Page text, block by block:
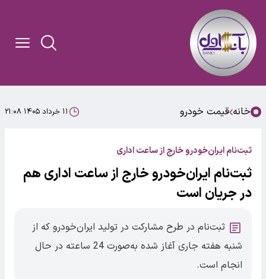
خانه قیمت خودرو ۱۱ خرداد ۱۴۰۵ ۲۱:۰۸
ثبت‌نام ایران‌خودرو خارج از ساعت اداری
ثبت‌نام ایران‌خودرو خارج از ساعت اداری هم
در جریان است
ثبت‌نام در طرح مشارکت در تولید ایران‌خودرو که از
شنبه هفته جاری آغاز شده به‌صورت 24 ساعته در حال
انجام است.